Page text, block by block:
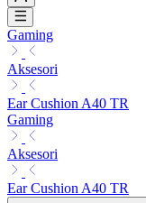
Gaming
Aksesori
Ear Cushion A40 TR
Gaming
Aksesori
Ear Cushion A40 TR